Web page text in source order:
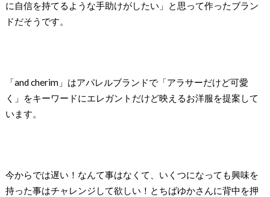
に自信を持てるような手助けがしたい」と思って作ったブラン
ドだそうです。
「and cherim」はアパレルブランドで「アラサーだけど可愛
く」をキーワードにエレガントだけど映えるお洋服を提案して
います。
今からでは遅い！なんて事はなくて、いくつになっても興味を
持った事はチャレンジして欲しい！とちばゆかさんに背中を押